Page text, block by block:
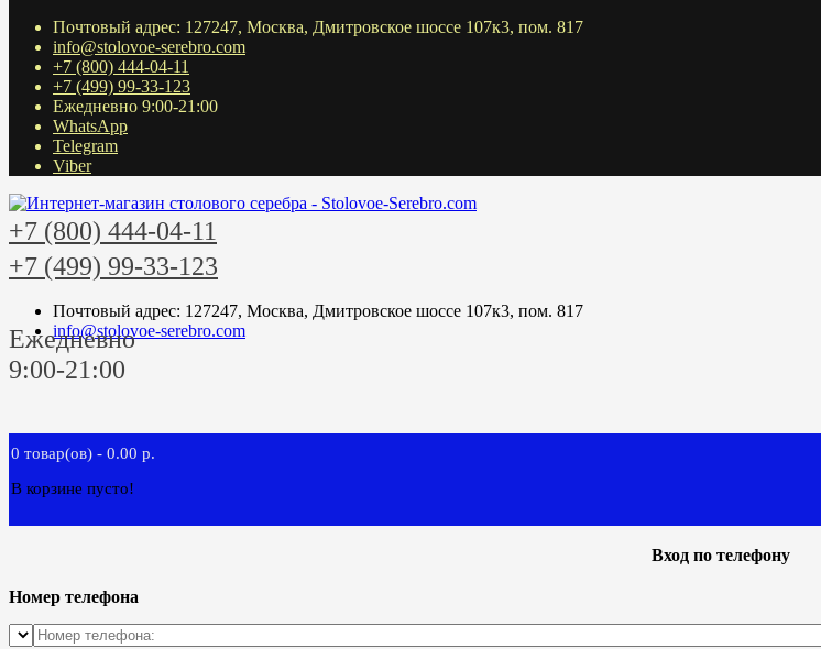
Почтовый адрес: 127247, Москва, Дмитровское шоссе 107к3, пом. 817
info@stolovoe-serebro.com
+7 (800) 444-04-11
+7 (499) 99-33-123
Ежедневно 9:00-21:00
WhatsApp
Telegram
Viber
+7 (800) 444-04-11
+7 (499) 99-33-123
Почтовый адрес: 127247, Москва, Дмитровское шоссе 107к3, пом. 817
info@stolovoe-serebro.com
Ежедневно
9:00-21:00
0 товар(ов) - 0.00 р.
В корзине пусто!
Вход по телефону
Номер телефона